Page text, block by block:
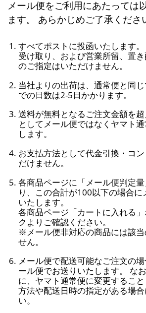
メール便をご利用にあたっては
ます。 あらかじめご了承くださ
すべてポストに投函いたします
受け取り、および営業所留、置
のご指定はいただけません。
当社よりの出荷は、通常便と同
での日数は2-5日かかります。
送料が無料となるご注文金額を
としてメール便ではなくヤマト
します。
お支払方法として代金引換・コ
だけません。
各商品ページに「メール便判定
り、この合計が100以下の場合に
いたします。
各商品ページ「カートに入れる
クよりご確認ください。
※メール便非対応の商品には該当
せん。
メール便で配送可能なご注文の
ール便でお送りいたします。 な
に、ヤマト通常便に変更するこ
方法や配送日時の指定がある場
い。